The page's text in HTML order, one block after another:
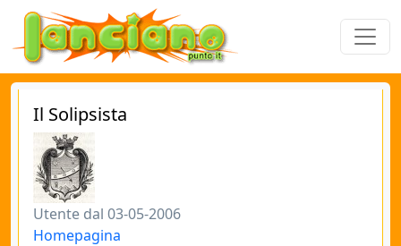
Il Solipsista
Utente dal 03-05-2006
Homepagina